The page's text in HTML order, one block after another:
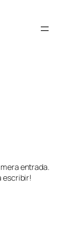
entrada.
escribir!